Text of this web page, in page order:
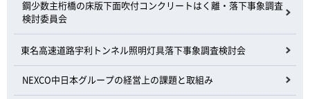
鋼少数主桁橋の床版下面吹付コンクリートはく離・落下事象調査
検討委員会
東名高速道路宇利トンネル照明灯具落下事象調査検討会
NEXCO中日本グループの経営上の課題と取組み